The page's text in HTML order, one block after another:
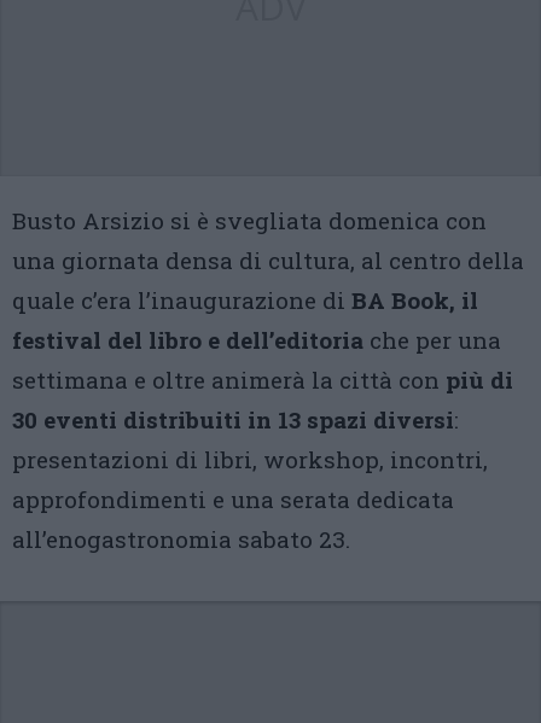
Busto Arsizio si è svegliata domenica con
una giornata densa di cultura, al centro della
quale c’era l’inaugurazione di BA Book, il
festival del libro e dell’editoria che per una
settimana e oltre animerà la città con più di
30 eventi distribuiti in 13 spazi diversi:
presentazioni di libri, workshop, incontri,
approfondimenti e una serata dedicata
all’enogastronomia sabato 23.